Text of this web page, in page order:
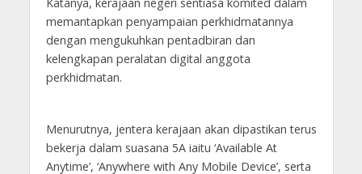
memantapkan penyampaian perkhidmatannya
dengan mengukuhkan pentadbiran dan
kelengkapan peralatan digital anggota
perkhidmatan.
Menurutnya, jentera kerajaan akan dipastikan terus
bekerja dalam suasana 5A iaitu ‘Available At
Anytime’, ‘Anywhere with Any Mobile Device’, serta